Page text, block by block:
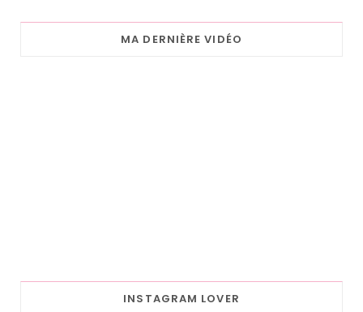
MA DERNIÈRE VIDÉO
INSTAGRAM LOVER